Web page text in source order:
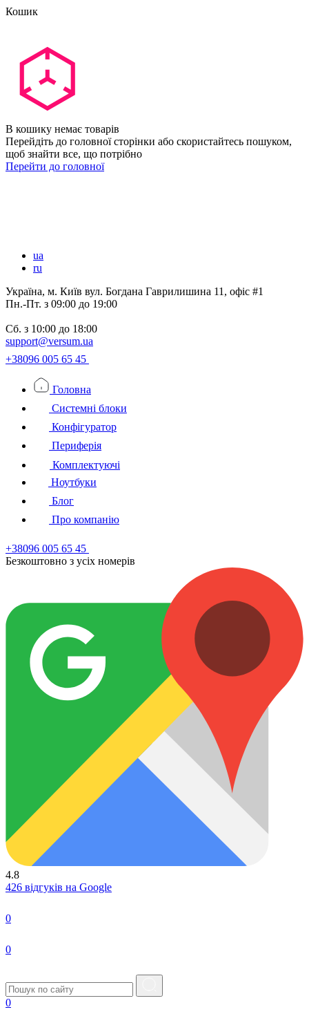
Кошик
В кошику немає товарів
Перейдіть до головної сторінки або скористайтесь пошуком,
щоб знайти все, що потрібно
Перейти до головної
ua
ru
Україна, м. Київ вул. Богдана Гаврилишина 11, офіс #1
Пн.-Пт. з 09:00 до 19:00
Сб. з 10:00 до 18:00
support@versum.ua
+38096 005 65 45
Головна
Системні блоки
Конфігуратор
Периферія
Комплектуючі
Ноутбуки
Блог
Про компанію
+38096 005 65 45
Безкоштовно з усiх номерiв
4.8
426 відгуків на Google
0
0
0